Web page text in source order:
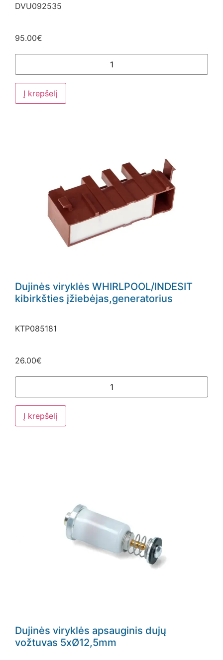
DVU092535
95.00€
Į krepšelį
Dujinės viryklės WHIRLPOOL/INDESIT
kibirkšties įžiebėjas,generatorius
KTP085181
26.00€
Į krepšelį
Dujinės viryklės apsauginis dujų
vožtuvas 5xØ12,5mm